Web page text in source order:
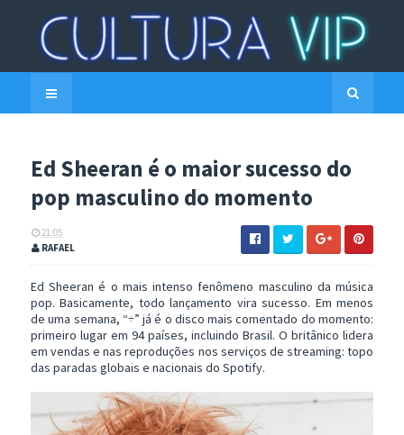
Ed Sheeran é o maior sucesso do
pop masculino do momento
21:05
RAFAEL
Ed Sheeran é o mais intenso fenômeno masculino da música
pop. Basicamente, todo lançamento vira sucesso. Em menos
de uma semana, “÷” já é o disco mais comentado do momento:
primeiro lugar em 94 países, incluindo Brasil. O britânico lidera
em vendas e nas reproduções nos serviços de streaming: topo
das paradas globais e nacionais do Spotify.